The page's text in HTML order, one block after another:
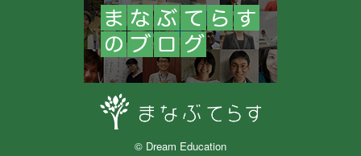
© Dream Education